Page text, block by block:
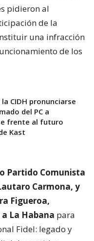
pidieron al
de la
una infracción
de los
la CIDH pronunciarse
del PC a
frente al futuro
Kast
Partido Comunista
Carmona, y
Figueroa,
La Habana para
Fidel: legado y